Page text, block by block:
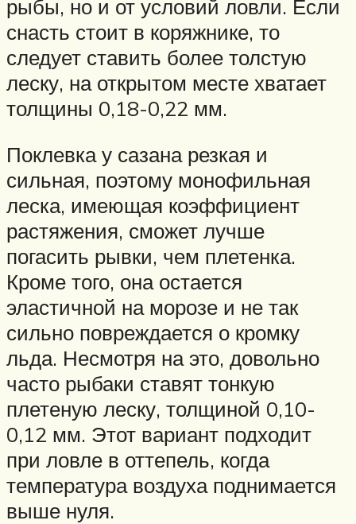
рыбы, но и от условий ловли. Если
снасть стоит в коряжнике, то
следует ставить более толстую
леску, на открытом месте хватает
толщины 0,18-0,22 мм.
Поклевка у сазана резкая и
сильная, поэтому монофильная
леска, имеющая коэффициент
растяжения, сможет лучше
погасить рывки, чем плетенка.
Кроме того, она остается
эластичной на морозе и не так
сильно повреждается о кромку
льда. Несмотря на это, довольно
часто рыбаки ставят тонкую
плетеную леску, толщиной 0,10-
0,12 мм. Этот вариант подходит
при ловле в оттепель, когда
температура воздуха поднимается
выше нуля.